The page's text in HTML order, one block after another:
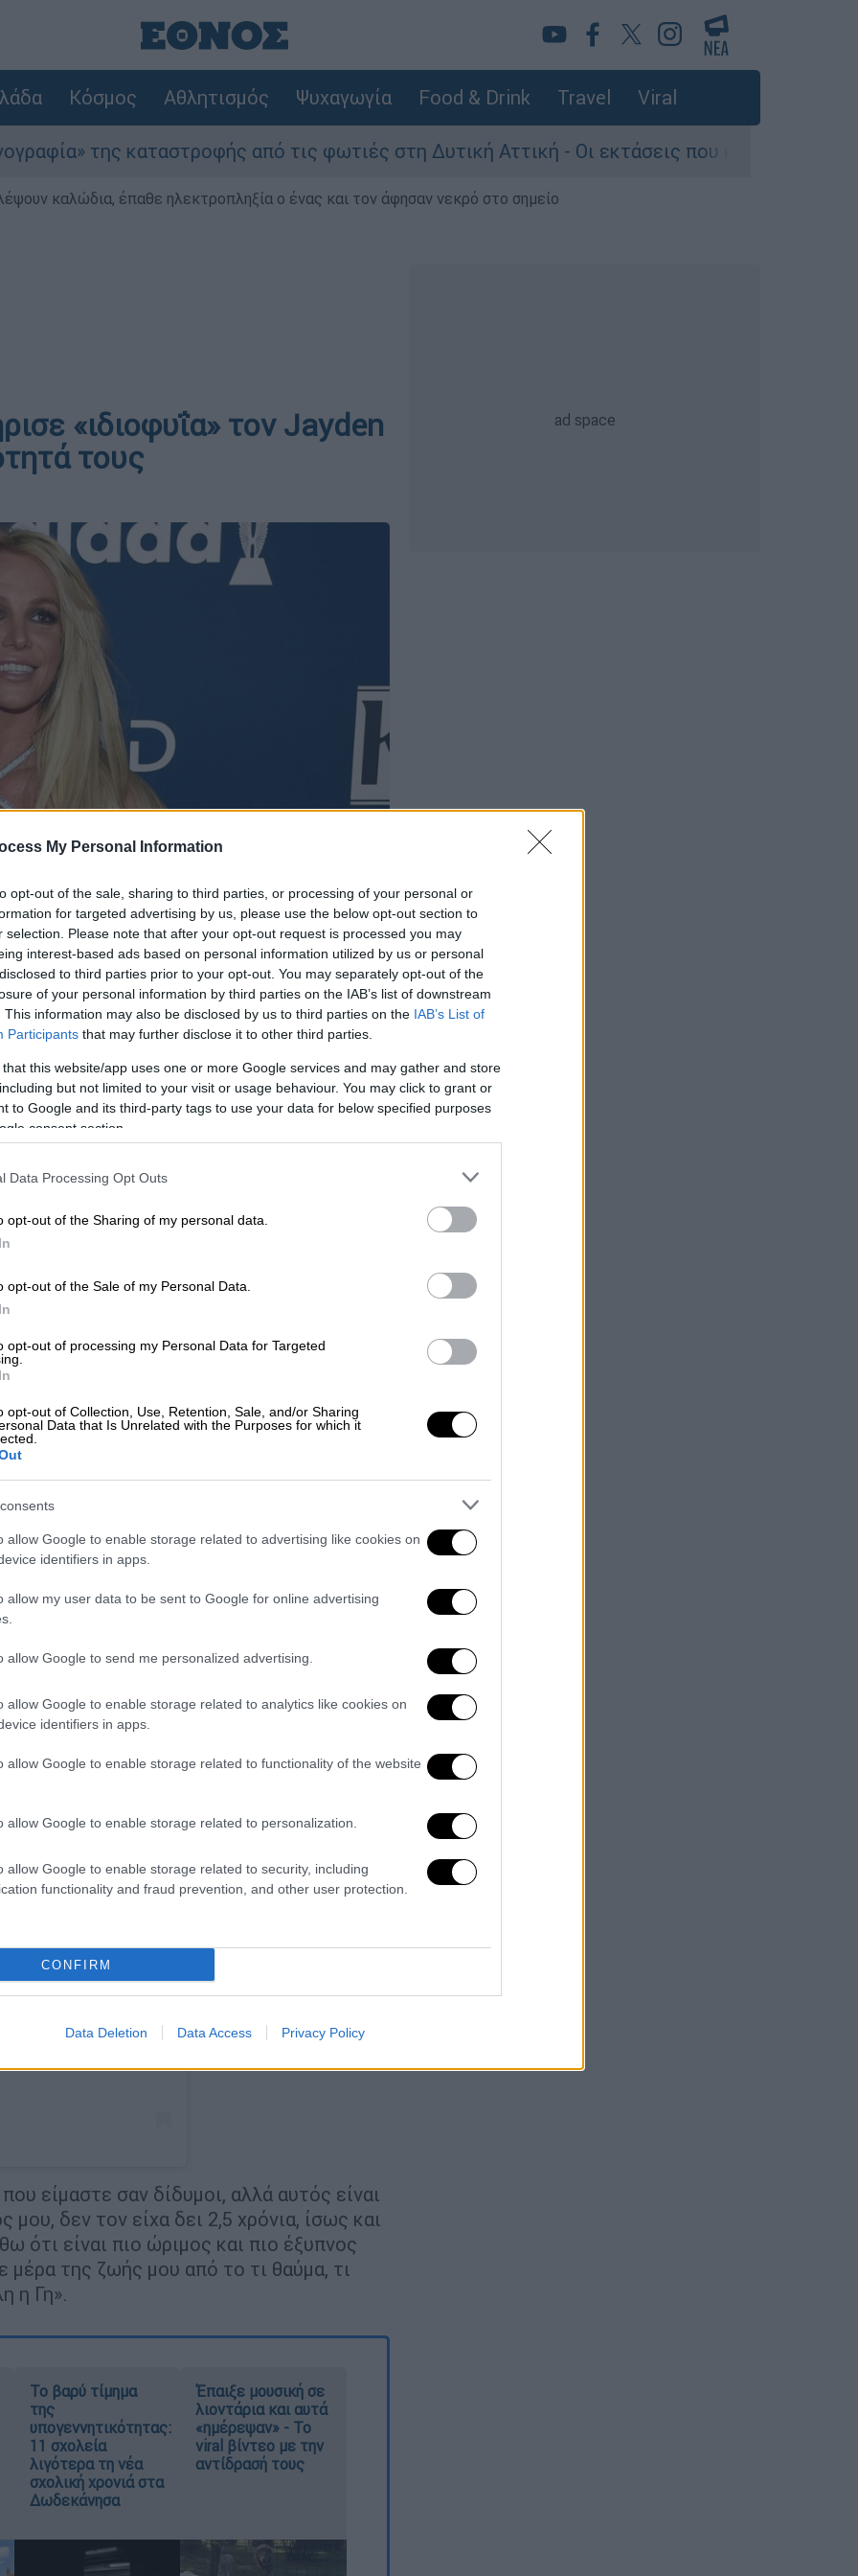
My Personal Information
opt-out of the sale, sharing to third parties, or processing of your personal or
for targeted advertising by us, please use the below opt-out section to
selection. Please note that after your opt-out request is processed you may
interest-based ads based on personal information utilized by us or personal
to third parties prior to your opt-out. You may separately opt-out of the
of your personal information by third parties on the IAB’s list of downstream
This information may also be disclosed by us to third parties on the IAB’s List of
Participants that may further disclose it to other third parties.
that this website/app uses one or more Google services and may gather and store
but not limited to your visit or usage behaviour. You may click to grant or
to Google and its third-party tags to use your data for below specified purposes
consent section.
Data Processing Opt Outs
opt-out of the Sharing of my personal data.
opt-out of the Sale of my Personal Data.
opt-out of processing my Personal Data for Targeted
opt-out of Collection, Use, Retention, Sale, and/or Sharing
Data that Is Unrelated with the Purposes for which it
allow Google to enable storage related to advertising like cookies on
identifiers in apps.
allow my user data to be sent to Google for online advertising
allow Google to send me personalized advertising.
allow Google to enable storage related to analytics like cookies on
identifiers in apps.
allow Google to enable storage related to functionality of the website
allow Google to enable storage related to personalization.
allow Google to enable storage related to security, including
functionality and fraud prevention, and other user protection.
CONFIRM
Data Deletion Data Access Privacy Policy
Κόσμος Αθλητισμός Ψυχαγωγία Food & Drink Travel Viral
της καταστροφής από τις φωτιές στη Δυτική Αττική - Οι εκτάσεις που κάηκαν και η επόμενη
καλώδια, έπαθε ηλεκτροπληξία ο ένας και τον άφησαν νεκρό στο σημείο
«ιδιοφυΐα» τον Jayden
τους
το ΕΘΝΟΣ στη Google
μετά από έναν μεγάλο αγώνα να
Πρέστον και Τζέιντεν Τζέιμς.
παρουσίας τηςτραγουδίστριαςστα
της, γεγονός που είχε δημιουργήσει
το νέο έτος με ένα
της δώσουν
τη συναντήσουν.
της, αν και δεν έχει διευκρινιστεί αν
τη χαρά της, δημοσιεύοντας μια
χαρακτήρισε «
είμαστε σαν δίδυμοι, αλλά αυτός είναι
μου, δεν τον είχα δει 2,5 χρόνια, ίσως και
ότι είναι πιο ώριμος και πιο έξυπνος
μέρα της ζωής μου από το τι θαύμα, τι
η Γη».
Το βαρύ τίμημα
της
υπογεννητικότητας:
11 σχολεία
λιγότερα τη νέα
σχολική χρονιά στα
Δωδεκάνησα
Έπαιξε μουσική σε
λιοντάρια και αυτά
«ημέρεψαν» - Το
viral βίντεο με την
αντίδρασή τους